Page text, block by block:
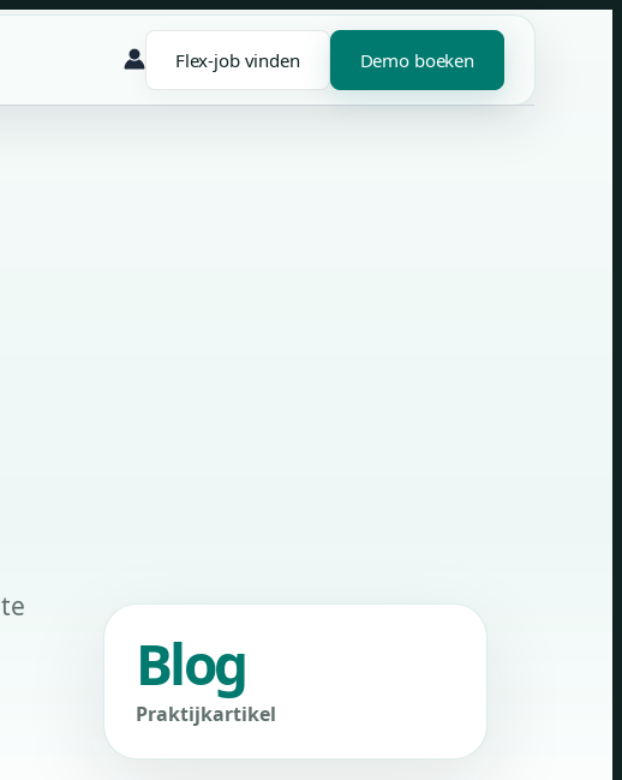
Flex-job vinden Demo boeken
Blog
Praktijkartikel